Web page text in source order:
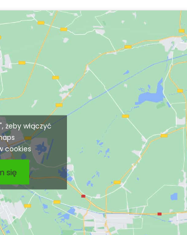
żeby włączyć
cookies
się